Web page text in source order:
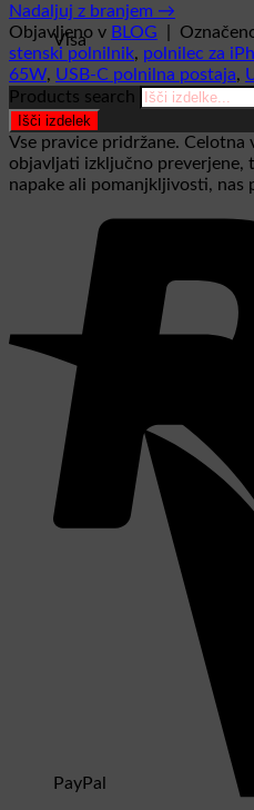
Visa
PayPal
Nadaljuj z branjem →
Objavljeno v BLOG
stenski polnilnik, polnilec za
65W, USB-C polnilna postaja,
Products search
Išči izdelek
Vse pravice pridržane. Celotna
objavljati izključno preverjene,
napake ali pomanjkljivosti, nas